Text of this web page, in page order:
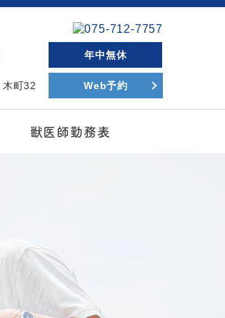
年中無休
町32 Web予約
獣医師勤務表